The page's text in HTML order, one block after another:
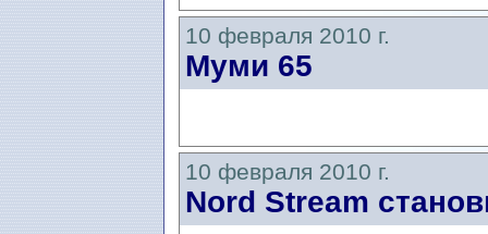
10 февраля 2010 г.
Муми 65
10 февраля 2010 г.
Nord Stream